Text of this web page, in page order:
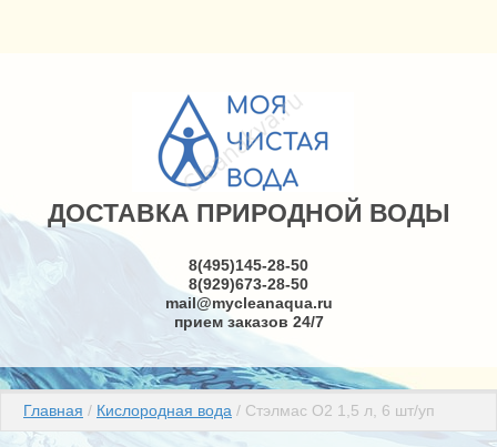
ДОСТАВКА ПРИРОДНОЙ ВОДЫ
8(495)145-28-50
8(929)673-28-50
mail@mycleanaqua.ru
прием заказов 24/7
Главная / Кислородная вода / Стэлмас О2 1,5 л, 6 шт/уп